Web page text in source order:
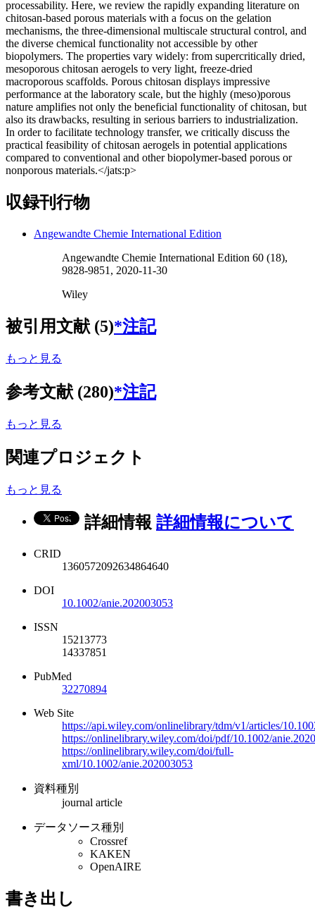
processability. Here, we review the rapidly expanding literature on
chitosan‐based porous materials with a focus on the gelation
mechanisms, the three‐dimensional multiscale structural control, and
the diverse chemical functionality not accessible by other
biopolymers. The properties vary widely: from supercritically dried,
mesoporous chitosan aerogels to very light, freeze‐dried
macroporous scaffolds. Porous chitosan displays impressive
performance at the laboratory scale, but the highly (meso)porous
nature amplifies not only the beneficial functionality of chitosan, but
also its drawbacks, resulting in serious barriers to industrialization.
In order to facilitate technology transfer, we critically discuss the
practical feasibility of chitosan aerogels in potential applications
compared to conventional and other biopolymer‐based porous or
nonporous materials.</jats:p>
収録刊行物
Angewandte Chemie International Edition
Angewandte Chemie International Edition 60 (18),
9828-9851, 2020-11-30
Wiley
被引用文献 (5)*注記
もっと見る
参考文献 (280)*注記
もっと見る
関連プロジェクト
もっと見る
詳細情報 詳細情報について
CRID
1360572092634864640
DOI
10.1002/anie.202003053
ISSN
15213773
14337851
PubMed
32270894
Web Site
https://api.wiley.com/onlinelibrary/tdm/v1/articles/
https://onlinelibrary.wiley.com/doi/pdf/10.1002/
https://onlinelibrary.wiley.com/doi/full-
xml/10.1002/anie.202003053
資料種別
journal article
データソース種別
Crossref
KAKEN
OpenAIRE
書き出し